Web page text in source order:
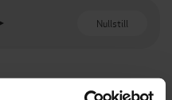
Nullstill